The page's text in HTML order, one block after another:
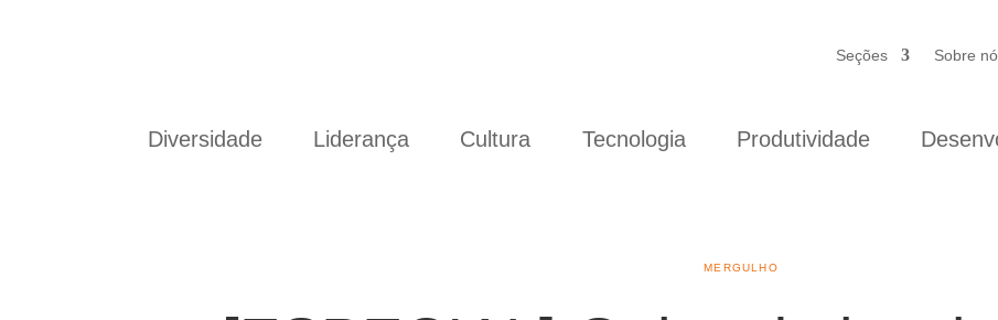
Seções Sobre
Diversidade Liderança Cultura Tecnologia Produtividade
MERGULHO